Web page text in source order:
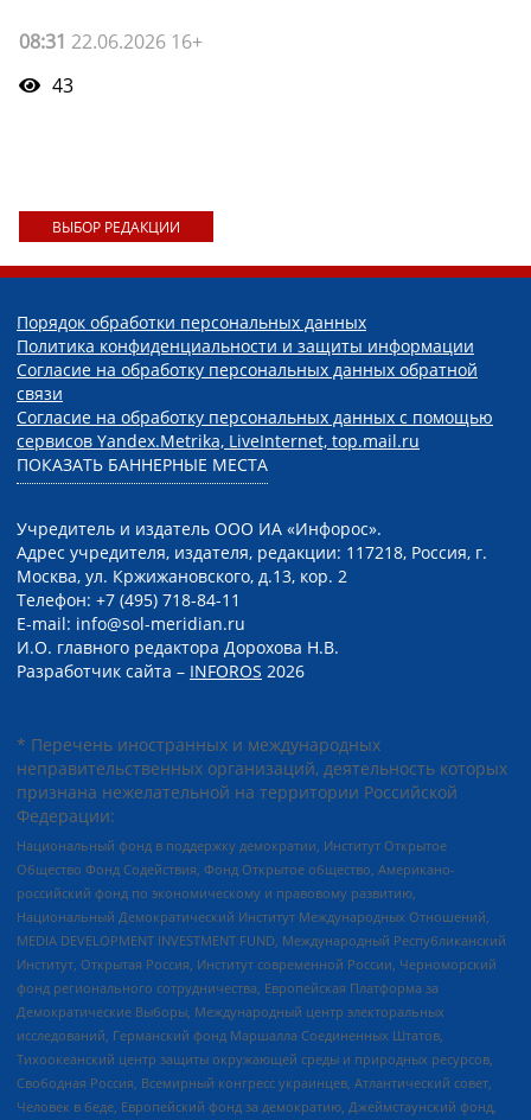
08:31 22.06.2026 16+
43
ВЫБОР РЕДАКЦИИ
Порядок обработки персональных данных
Политика конфиденциальности и защиты информации
Согласие на обработку персональных данных обратной
связи
Согласие на обработку персональных данных с помощью
сервисов Yandex.Metrika, LiveInternet, top.mail.ru
ПОКАЗАТЬ БАННЕРНЫЕ МЕСТА
Учредитель и издатель ООО ИА «Инфорос».
Адрес учредителя, издателя, редакции: 117218, Россия, г.
Москва, ул. Кржижановского, д.13, кор. 2
Телефон: +7 (495) 718-84-11
E-mail: info@sol-meridian.ru
И.О. главного редактора Дорохова Н.В.
Разработчик сайта – INFOROS 2026
* Перечень иностранных и международных
неправительственных организаций, деятельность которых
признана нежелательной на территории Российской
Федерации:
Национальный фонд в поддержку демократии, Институт Открытое
Общество Фонд Содействия, Фонд Открытое общество, Американо-
российский фонд по экономическому и правовому развитию,
Национальный Демократический Институт Международных Отношений,
MEDIA DEVELOPMENT INVESTMENT FUND, Международный Республиканский
Институт, Открытая Россия, Институт современной России, Черноморский
фонд регионального сотрудничества, Европейская Платформа за
Демократические Выборы, Международный центр электоральных
исследований, Германский фонд Маршалла Соединенных Штатов,
Тихоокеанский центр защиты окружающей среды и природных ресурсов,
Свободная Россия, Всемирный конгресс украинцев, Атлантический совет,
Человек в беде, Европейский фонд за демократию, Джеймстаунский фонд,